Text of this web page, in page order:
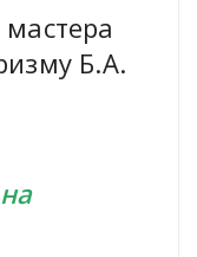
Б.А.